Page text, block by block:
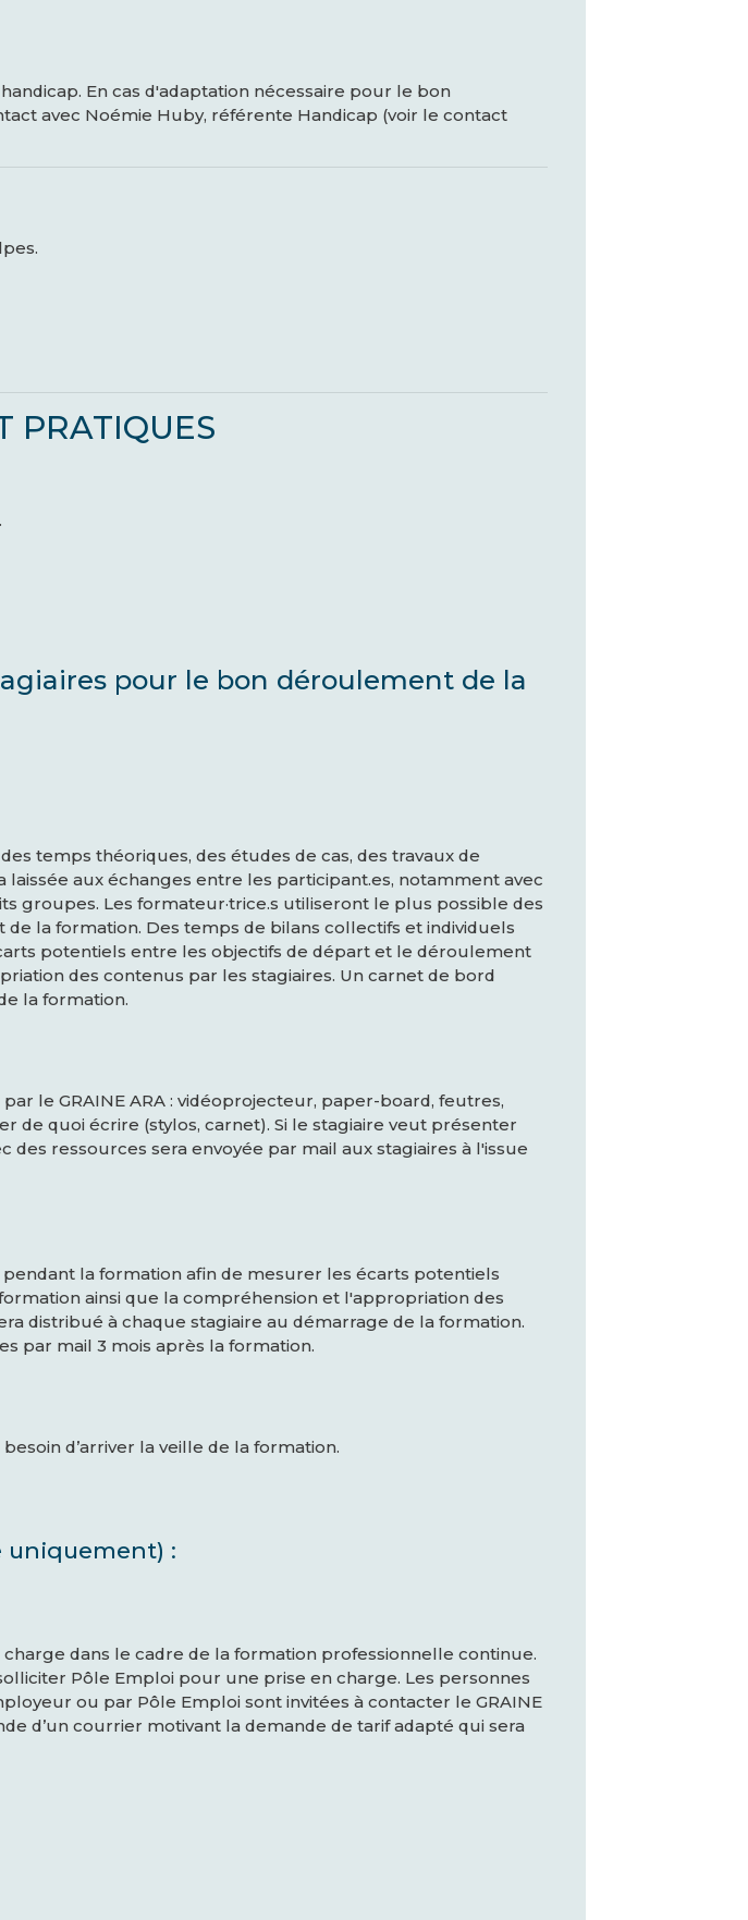
En cas d'adaptation nécessaire pour le bon
avec Noémie Huby, référente Handicap (voir le contact
PRATIQUES
pour le bon déroulement de la
temps théoriques, des études de cas, des travaux de
aux échanges entre les participant.es, notamment avec
groupes. Les formateur·trice.s utiliseront le plus possible des
la formation. Des temps de bilans collectifs et individuels
potentiels entre les objectifs de départ et le déroulement
des contenus par les stagiaires. Un carnet de bord
la formation.
le GRAINE ARA : vidéoprojecteur, paper-board, feutres,
de quoi écrire (stylos, carnet). Si le stagiaire veut présenter
ressources sera envoyée par mail aux stagiaires à l'issue
la formation afin de mesurer les écarts potentiels
ainsi que la compréhension et l'appropriation des
distribué à chaque stagiaire au démarrage de la formation.
par mail 3 mois après la formation.
d’arriver la veille de la formation.
:
dans le cadre de la formation professionnelle continue.
Pôle Emploi pour une prise en charge. Les personnes
ou par Pôle Emploi sont invitées à contacter le GRAINE
d’un courrier motivant la demande de tarif adapté qui sera